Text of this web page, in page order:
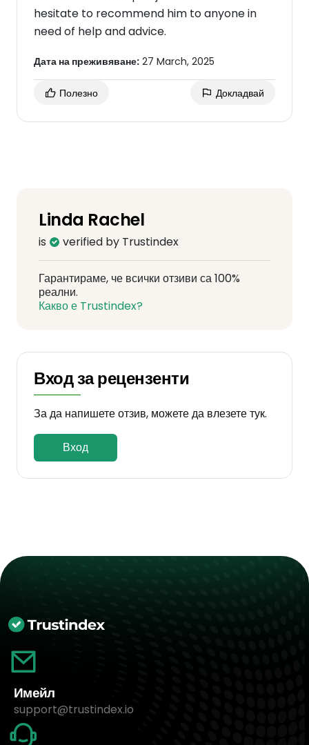
hesitate to recommend him to anyone in
need of help and advice.
Дата на преживяване: 27 March, 2025
Полезно Докладвай
Linda Rachel
is verified by Trustindex
Гарантираме, че всички отзиви са 100%
реални.
Какво е Trustindex?
Вход за рецензенти
За да напишете отзив, можете да влезете тук.
Вход
Имейл
support@trustindex.io